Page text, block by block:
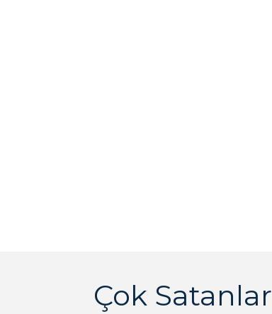
Çok Satanlar